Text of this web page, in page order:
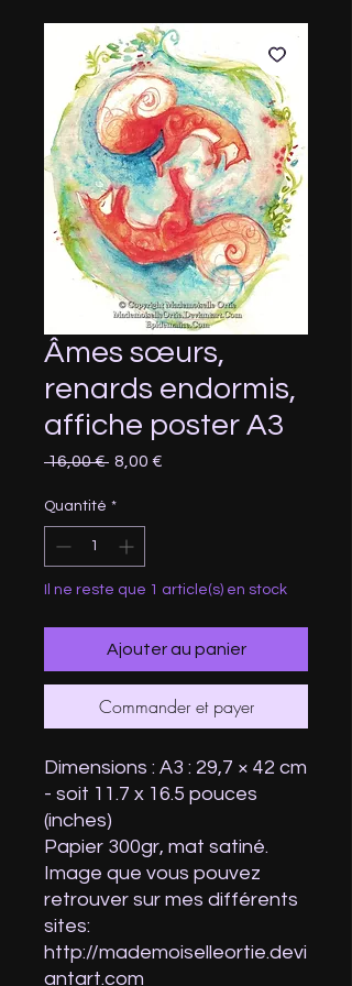
Âmes sœurs,
renards endormis,
affiche poster A3
16,00 € Prix
8,00 €
Quantité *
Il ne reste que 1 article(s) en stock
Ajouter au panier
Commander et payer
Dimensions : A3 : 29,7 × 42 cm
- soit 11.7 x 16.5 pouces
(inches)
Papier 300gr, mat satiné.
Image que vous pouvez
retrouver sur mes différents
sites:
http://mademoiselleortie.devi
antart.com